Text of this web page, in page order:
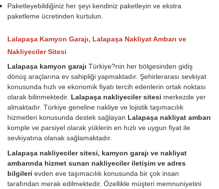
Paketleyebildiğiniz her şeyi kendiniz paketleyin ve ekstra
paketleme ücretinden kurtulun.
Lalapaşa Kamyon Garajı, Lalapaşa Nakliyat Ambarı ve
Nakliyeciler Sitesi
Lalapaşa kamyon garajı Türkiye?nin her bölgesinden gidiş
dönüş araçlarına ev sahipliği yapmaktadır. Şehirlerarası sevkiyat
konusunda hızlı ve ekonomik fiyatı tercih edenlerin ortak noktası
olarak bilinmektedir. Lalapaşa nakliyeciler sitesi merkezde yer
almaktadır. Türkiye geneline nakliye ve lojistik taşımacılık
hizmetleri konusunda destek sağlayan Lalapaşa nakliyat ambarı
komple ve parsiyel olarak yüklerin en hızlı ve uygun fiyat ile
sevkiyatına olanak sağlamaktadır.
Lalapaşa nakliyeciler sitesi, kamyon garajı ve nakliyat
ambarında hizmet sunan nakliyeciler iletişim ve adres
bilgileri evden eve taşımacılık konusunda bir çok insan
tarafından merak edilmektedir. Özellikle müşteri memnuniyetini